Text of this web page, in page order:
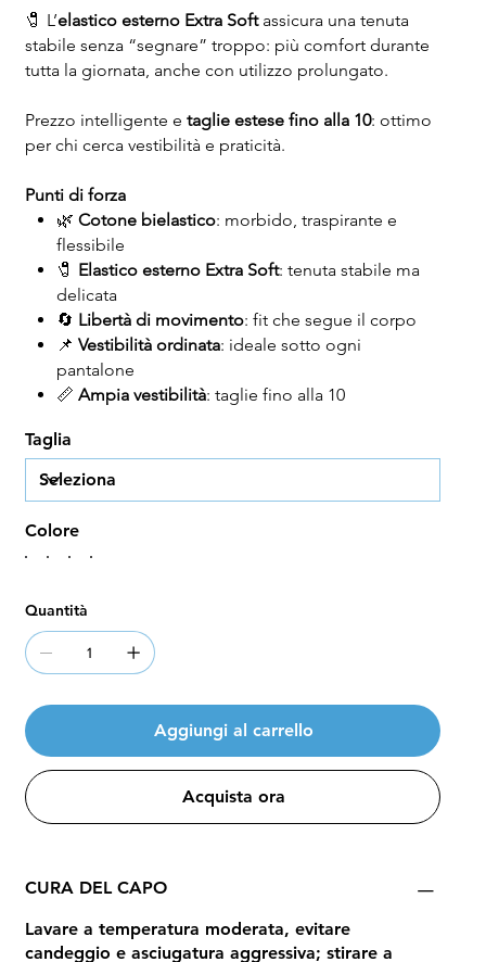
🧷 L’elastico esterno Extra Softassicura una tenuta
stabile senza “segnare” troppo: più comfort durante
tutta la giornata, anche con utilizzo prolungato.
Prezzo intelligente e taglie estese fino alla 10: ottimo
per chi cerca vestibilità e praticità.
Punti di forza
🌿 Cotone bielastico: morbido, traspirante e
flessibile
🧷 Elastico esterno Extra Soft: tenuta stabile ma
delicata
🔄 Libertà di movimento: fit che segue il corpo
📌 Vestibilità ordinata: ideale sotto ogni
pantalone
📏 Ampia vestibilità: taglie fino alla 10
Taglia
Colore
Quantità
Aggiungi al carrello
Acquista ora
CURA DEL CAPO
Lavare a temperatura moderata, evitare
candeggio e asciugatura aggressiva; stirare a